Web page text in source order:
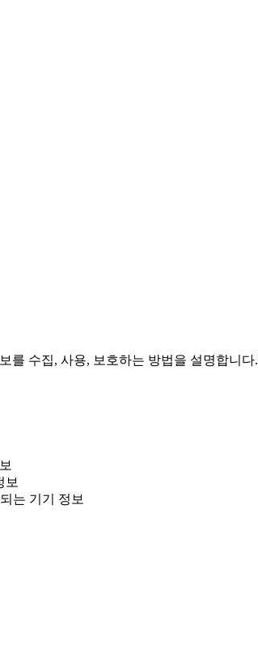
를 수집, 사용, 보호하는 방법을 설명합니다.
보
는 기기 정보